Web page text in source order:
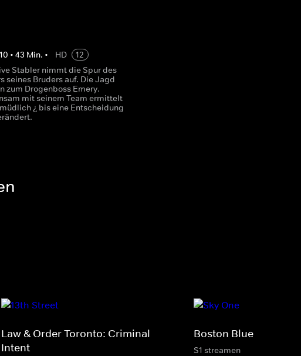
10 •43 Min. • HD
12
Stabler nimmt die Spur des
seines Bruders auf. Die Jagd
zum Drogenboss Emery.
mit seinem Team ermittelt
¿ bis eine Entscheidung
Law & Order Toronto: Criminal
Intent
Boston Blue
S1 streamen